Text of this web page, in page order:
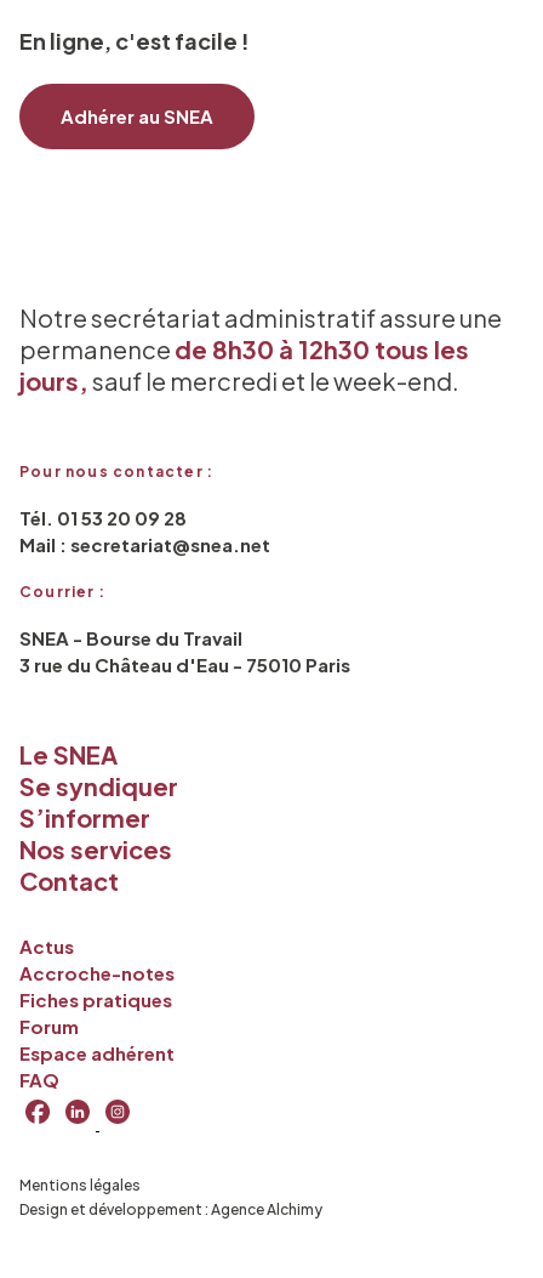
En ligne, c'est facile !
Adhérer au SNEA
Notre secrétariat administratif assure une
permanence de 8h30 à 12h30 tous les
jours, sauf le mercredi et le week-end.
Pour nous contacter :
Tél. 01 53 20 09 28
Mail : secretariat@snea.net
Courrier :
SNEA - Bourse du Travail
3 rue du Château d'Eau - 75010 Paris
Le SNEA
Se syndiquer
S’informer
Nos services
Contact
Actus
Accroche-notes
Fiches pratiques
Forum
Espace adhérent
FAQ
Design et développement : Agence Alchimy
Mentions légales